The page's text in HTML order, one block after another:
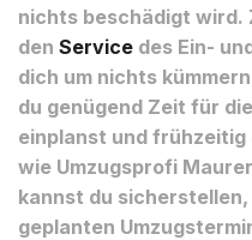
nichts beschädigt wird.
den Service des Ein-
dich um nichts
du genügend Zeit für
einplanst und frühzeitig
wie Umzugsprofi
kannst du sicherstellen,
geplanten